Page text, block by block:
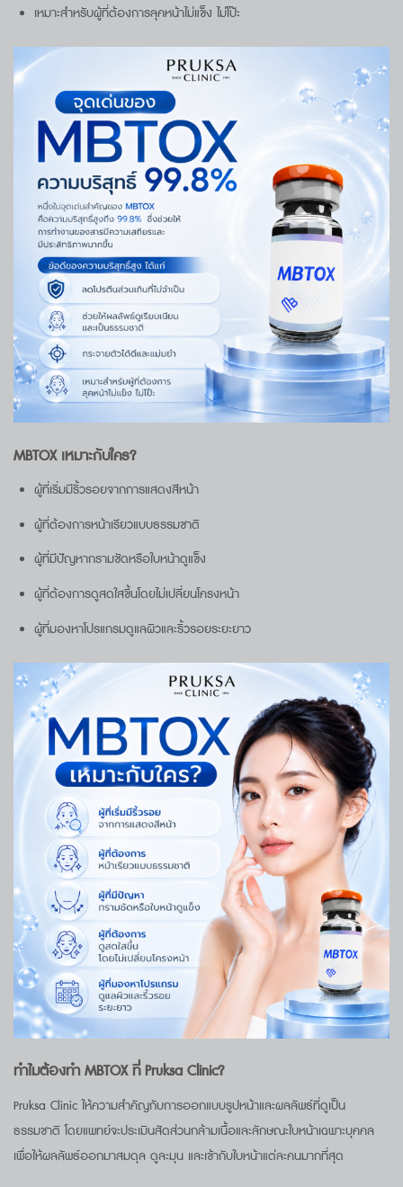
เหมาะสำหรับผู้ที่ต้องการลุคหน้าไม่แข็ง ไม่โป๊ะ
MBTOX เหมาะกับใคร?
ผู้ที่เริ่มมีริ้วรอยจากการแสดงสีหน้า
ผู้ที่ต้องการหน้าเรียวแบบธรรมชาติ
ผู้ที่มีปัญหากรามชัดหรือใบหน้าดูแข็ง
ผู้ที่ต้องการดูสดใสขึ้นโดยไม่เปลี่ยนโครงหน้า
ผู้ที่มองหาโปรแกรมดูแลผิวและริ้วรอยระยะยาว
ทำไมต้องทำ MBTOXที่ Pruksa Clinic?
Pruksa Clinic ให้ความสำคัญกับการออกแบบรูปหน้าและผลลัพธ์ที่ดูเป็น
ธรรมชาติ โดยแพทย์จะประเมินสัดส่วนกล้ามเนื้อและลักษณะใบหน้าเฉพาะบุคคล
เพื่อให้ผลลัพธ์ออกมาสมดุล ดูละมุน และเข้ากับใบหน้าแต่ละคนมากที่สุด